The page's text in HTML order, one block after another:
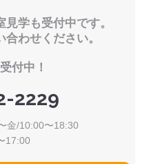
学も受付中です。
わせください。
付中！
2229
金/10:00〜18:30
17:00